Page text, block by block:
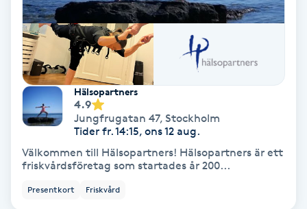
Frekvensterapi
Friskvård
Friskvårdsmassage
Frisör
Funktionsanalys
Hälsopartners
4.9
Jungfrugatan 47, Stockholm
Tider fr. 14:15, ons 12 aug.
Välkommen till Hälsopartners! Hälsopartners är ett
friskvårdsföretag som startades år 200...
Presentkort Friskvård